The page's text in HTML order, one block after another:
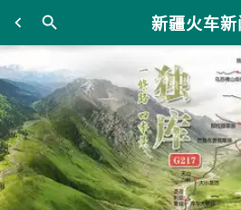
新疆火车新